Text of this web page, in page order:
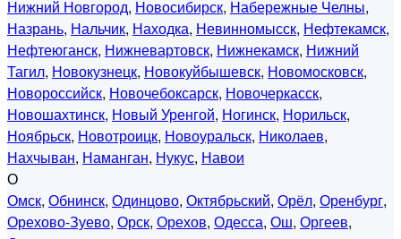
Нижний Новгород, Новосибирск, Набережные Челны,
Назрань, Нальчик, Находка, Невинномысск, Нефтекамск,
Нефтеюганск, Нижневартовск, Нижнекамск, Нижний
Тагил, Новокузнецк, Новокуйбышевск, Новомосковск,
Новороссийск, Новочебоксарск, Новочеркасск,
Новошахтинск, Новый Уренгой, Ногинск, Норильск,
Ноябрьск, Новотроицк, Новоуральск, Николаев,
Нахчыван, Наманган, Нукус, Навои
О
Омск, Обнинск, Одинцово, Октябрьский, Орёл, Оренбург,
Орехово-Зуево, Орск, Орехов, Одесса, Ош, Оргеев,